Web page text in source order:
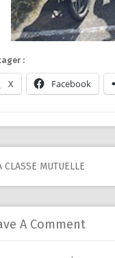
:
X Facebook
CLASSE MUTUELLE
A Comment